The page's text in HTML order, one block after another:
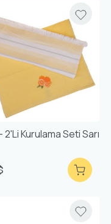
2'li Kurulama Seti Sarı